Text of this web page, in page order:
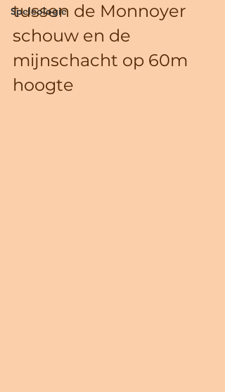
Speleologie
tussen de Monnoyer
schouw en de
mijnschacht op 60m
hoogte